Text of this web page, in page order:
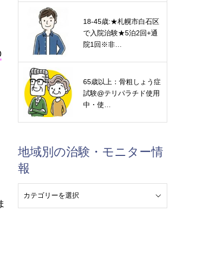
18-45歳:★札幌市白石区
で入院治験★5泊2回+通
院1回※非…
65歳以上：骨粗しょう症
試験@テリパラチド使用
中・使…
地域別の治験・モニター情
報